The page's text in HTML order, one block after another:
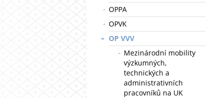
OPPA
OPVK
OP VVV
Mezinárodní mobility
výzkumných,
technických a
administrativních
pracovníků na UK